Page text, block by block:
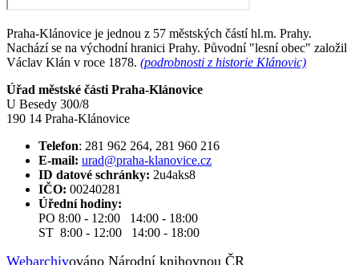
Praha-Klánovice je jednou z 57 městských částí hl.m. Prahy.
Nachází se na východní hranici Prahy. Původní "lesní obec" založil
Václav Klán v roce 1878. (podrobnosti z historie Klánovic)
Úřad městské části Praha-Klánovice
U Besedy 300/8
190 14 Praha-Klánovice
Telefon: 281 962 264, 281 960 216
E-mail: urad@praha-klanovice.cz
ID datové schránky: 2u4aks8
IČO: 00240281
Úřední hodiny:
PO 8:00 - 12:00 14:00 - 18:00
ST 8:00 - 12:00 14:00 - 18:00
Webarchivováno Národní knihovnou ČR